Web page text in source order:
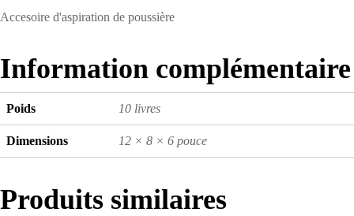
Accesoire d'aspiration de poussière
Information complémentaire
Poids 10 livres
Dimensions 12 × 8 × 6 pouce
Produits similaires